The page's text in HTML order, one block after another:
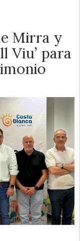
Mirra y
Viu’ para